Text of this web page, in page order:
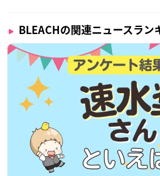
BLEACHの関連ニュースラン